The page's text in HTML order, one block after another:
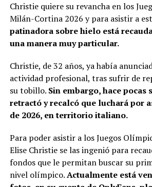
Christie quiere su revancha en los
Milán-Cortina 2026 y para asistir a
patinadora sobre hielo está
una manera muy particular.
Christie, de 32 años, ya había
actividad profesional, tras sufrir de
su tobillo. Sin embargo, hace pocas
retractó y recalcó que luchará por
de 2026, en territorio italiano.
Para poder asistir a los Juegos
Elise Christie se las ingenió para
fondos que le permitan buscar su
nivel olímpico.Actualmente está